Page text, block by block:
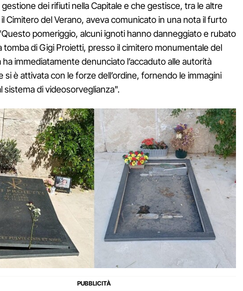
dei rifiuti nella Capitale e che gestisce, tra le altre
Cimitero del Verano, aveva comunicato in una nota il furto
pomeriggio, alcuni ignoti hanno danneggiato e rubato
tomba di Gigi Proietti, presso il cimitero monumentale del
ha immediatamente denunciato l’accaduto alle autorità
si è attivata con le forze dell’ordine, fornendo le immagini
sistema di videosorveglianza".